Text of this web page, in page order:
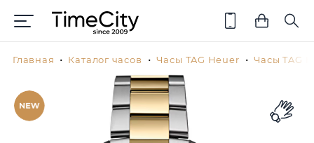
Главная Каталог часов Часы TAG Heuer Часы TAG